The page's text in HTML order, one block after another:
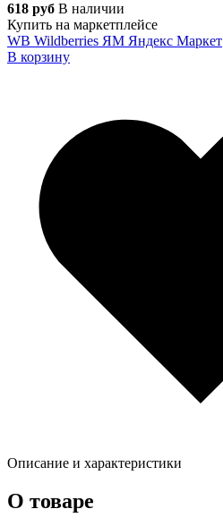
618 руб В наличии
Купить на маркетплейсе
WB Wildberries ЯМ Яндекс Маркет
В корзину
Описание и характеристики
О товаре